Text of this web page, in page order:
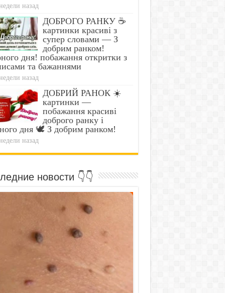
назад
ДОБРОГО РАНКУ ☕
картинки красиві з
супер словами — З
добрим ранком!
дня! побажання откритки з
та бажаннями
назад
ДОБРИЙ РАНОК ☀️
картинки —
побажання красиві
доброго ранку і
дня 🕊️ З добрим ранком!
назад
новости 👇👇